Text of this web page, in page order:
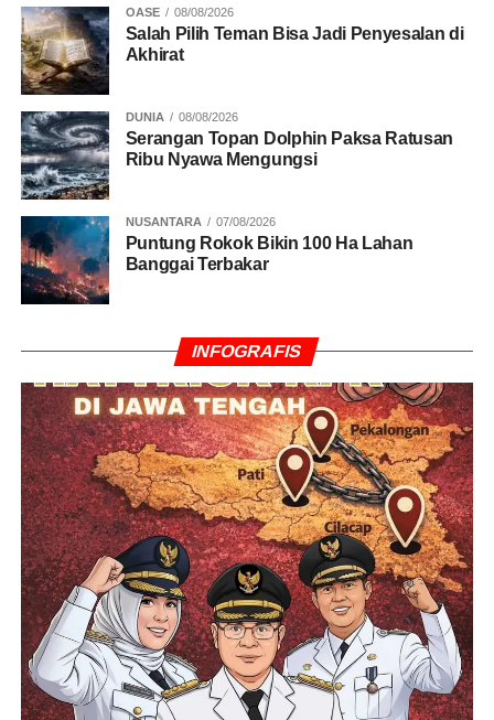
RELATED TOPICS: DPR RI
UP NEXT
Surat Perombakan DPP Ke Kememkumham
Berpotensi Konflik di Golkar
DON'T MISS
Namanya Masuk Bursa Caketum PPP, Syafruddin
Pilih DMI
OASE 08/08/2026
Salah Pilih Teman Bisa Jadi Penyesalan di
Akhirat
DUNIA 08/08/2026
Serangan Topan Dolphin Paksa Ratusan
Ribu Nyawa Mengungsi
NUSANTARA 07/08/2026
Puntung Rokok Bikin 100 Ha Lahan
Banggai Terbakar
INFOGRAFIS